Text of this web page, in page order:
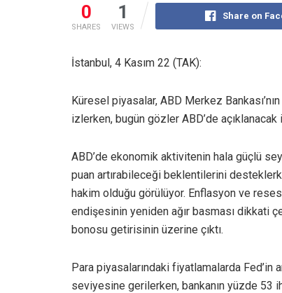
0
SHARES
1
VIEWS
Share on
İstanbul, 4 Kasım 22 (TAK):
Küresel piyasalar, ABD Merkez
izlerken, bugün gözler ABD’de
ABD’de ekonomik aktivitenin hala güçlü
puan artırabileceği beklentilerini
hakim olduğu görülüyor. Enflasyon ve
endişesinin yeniden ağır basması dikkati
bonosu getirisinin üzerine çıktı.
Para piyasalarındaki fiyatlamalarda Fed’in
seviyesine gerilerken, bankanın yüzde 53